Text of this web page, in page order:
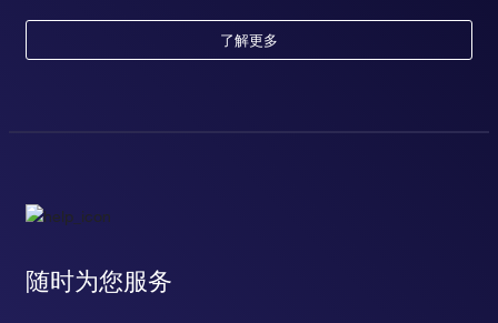
了解更多
随时为您服务